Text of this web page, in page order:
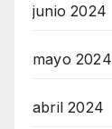
junio 2024
mayo 2024
abril 2024